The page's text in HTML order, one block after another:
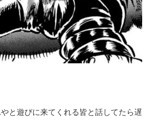
と遊びに来てくれる皆と話してたら遅